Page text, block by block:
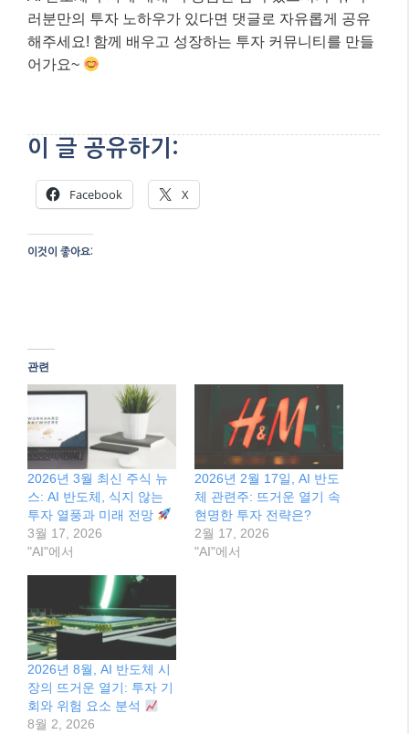
러분만의 투자 노하우가 있다면 댓글로 자유롭게 공유
해주세요! 함께 배우고 성장하는 투자 커뮤니티를 만들
어가요~
이 글 공유하기:
Facebook X
이것이 좋아요:
관련
2026년 3월 최신 주식 뉴
스: AI 반도체, 식지 않는
투자 열풍과 미래 전망
3월 17, 2026
"AI"에서
2026년 2월 17일, AI 반도
체 관련주: 뜨거운 열기 속
현명한 투자 전략은?
2월 17, 2026
"AI"에서
2026년 8월, AI 반도체 시
장의 뜨거운 열기: 투자 기
회와 위험 요소 분석
8월 2, 2026